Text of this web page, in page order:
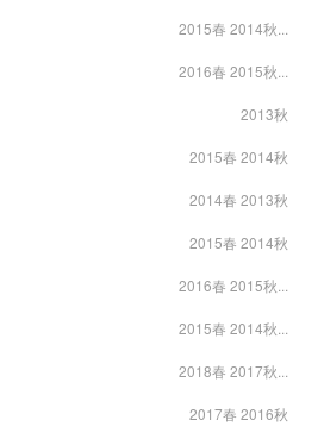
2015春 2014秋...
2016春 2015秋...
2013秋
2015春 2014秋
2014春 2013秋
2015春 2014秋
2016春 2015秋...
2015春 2014秋...
2018春 2017秋...
2017春 2016秋